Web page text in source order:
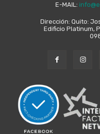
E-MAIL:
Dirección: Quito:
Edificio Platinum,